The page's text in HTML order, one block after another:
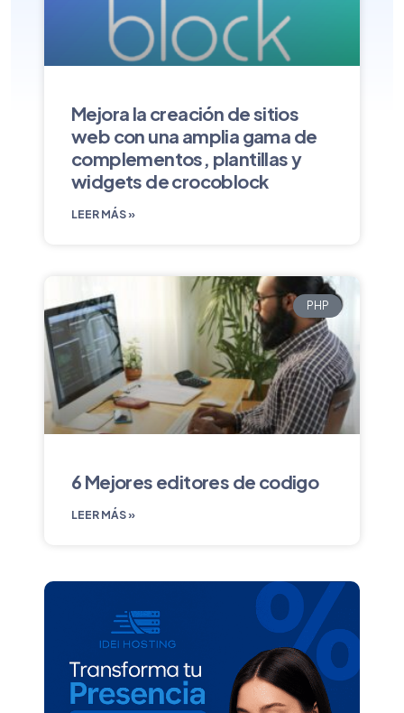
Mejora la creación de sitios
web con una amplia gama de
complementos, plantillas y
widgets de crocoblock
LEER MÁS »
PHP
6 Mejores editores de codigo
LEER MÁS »